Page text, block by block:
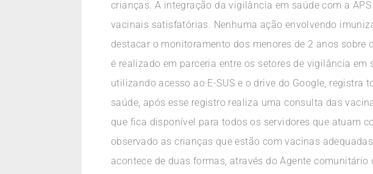
crianças. A integração da vigilância em saúde com a
vacinais satisfatórias. Nenhuma ação envolvendo
destacar o monitoramento dos menores de 2 anos
é realizado em parceria entre os setores de vigilância
utilizando acesso ao E-SUS e o drive do Google,
saúde, após esse registro realiza uma consulta das
que fica disponível para todos os servidores que atuam
observado as crianças que estão com vacinas
acontece de duas formas, através do Agente